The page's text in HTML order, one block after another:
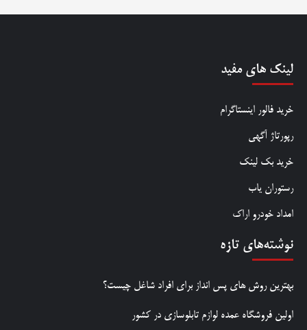
لینک های مفید
خرید فالور اینستاگرام
رپورتاژ آگهی
خرید بک لینک
رستوران یاب
امداد خودرو اراک
نوشته‌های تازه
بهترین روش‌ های پس‌ انداز برای افراد شاغل چیست؟
اولین فروشگاه عمده لوازم تابلوسازی در کشور